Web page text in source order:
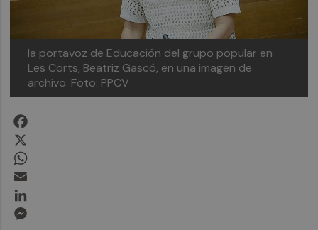
la portavoz de Educación del grupo popular en
Les Corts, Beatriz Gascó, en una imagen de
archivo. Foto: PPCV